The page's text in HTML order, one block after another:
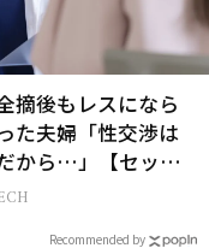
摘後もレスになら
た夫婦「性交渉は
から…」【セック
AND THE CITY -女
Recommended by